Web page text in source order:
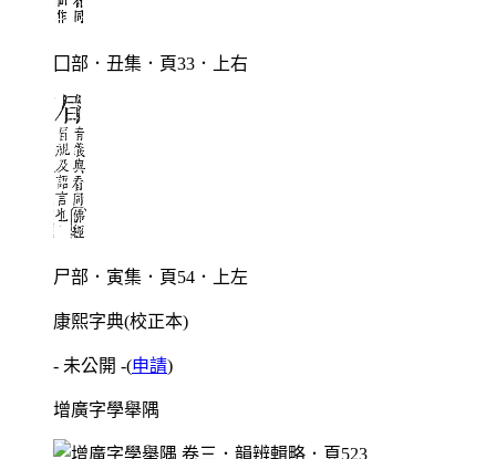
囗部．丑集．頁33．上右
尸部．寅集．頁54．上左
康熙字典(校正本)
- 未公開 -(申請)
增廣字學舉隅